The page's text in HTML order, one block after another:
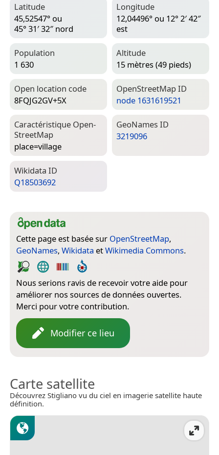
Latitude
45,52547° ou
45° 31′ 32″ nord
Longitude
12,04496° ou 12° 2′ 42″
est
Population
1 630
Altitude
15 mètres (49 pieds)
Open location code
8FQJG2GV+5X
Open­Street­Map ID
node 1631619521
Caractéristique Open­
Street­Map
place=­village
Geo­Names ID
3219096
Wiki­data ID
Q18503692
Cette page est basée sur OpenStreetMap,
GeoNames, Wikidata etWikimedia Commons.
Nous serions ravis de recevoir votre aide pour
améliorer nos sources de données ouvertes.
Merci pour votre contribution.
Modifier ce lieu
Carte satellite
Découvrez Stigliano vu du ciel en imagerie satellite haute
définition.